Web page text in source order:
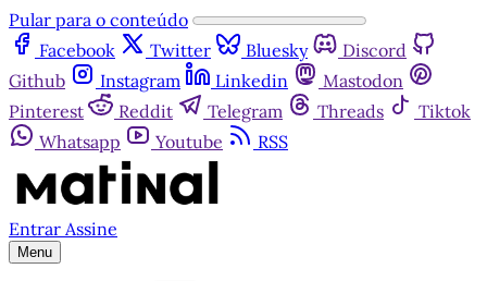
Pular para o conteúdo
Facebook
Twitter Bluesky
Discord
Github
Instagram Linkedin
Mastodon
Pinterest
Reddit Telegram Threads
Tiktok
Whatsapp
Youtube RSS
Entrar Assine
Menu